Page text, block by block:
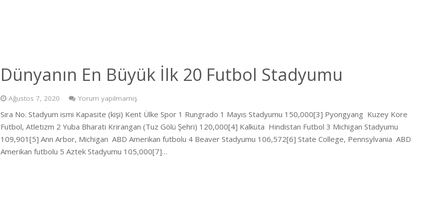
Dünyanın En Büyük İlk 20 Futbol Stadyumu
Ağustos 7, 2020 Yorum yapılmamış
Sıra No. Stadyum ismi Kapasite (kişi) Kent Ülke Spor 1 Rungrado 1 Mayıs Stadyumu 150,000[3] Pyongyang Kuzey Kore
Futbol, Atletizm 2 Yuba Bharati Krirangan (Tuz Gölü Şehri) 120,000[4] Kalküta Hindistan Futbol 3 Michigan Stadyumu
109,901[5] Ann Arbor, Michigan ABD Amerikan futbolu 4 Beaver Stadyumu 106,572[6] State College, Pennsylvania ABD
Amerikan futbolu 5 Aztek Stadyumu 105,000[7]…